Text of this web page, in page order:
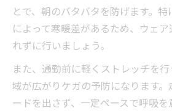
とで、朝のバタバタを防げます。
によって寒暖差があるため、ウェ
れずに行いましょう。
また、通勤前に軽くストレッチを
域が広がりケガの予防になります
ードを出さず、一定ペースで呼吸